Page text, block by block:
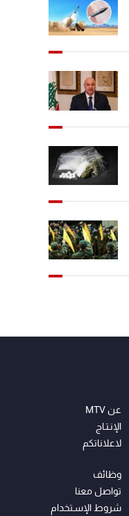
عن MTV
الإنـتـاج
لاعلاناتكم
وظائف
تواصل معنا
شروط الإسـتخدام